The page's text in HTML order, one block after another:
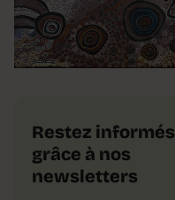
Restez informés
grâce à nos
newsletters